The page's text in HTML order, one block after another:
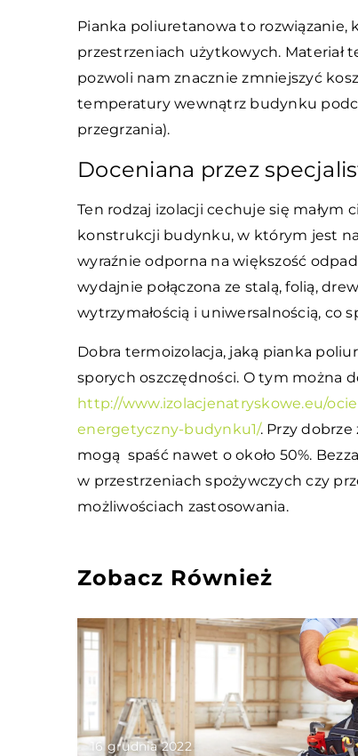
Pianka poliuretanowa to
przestrzeniach użytkowych. Materiał
pozwoli nam znacznie zmniejszyć
temperatury wewnątrz budynku
przegrzania).
Doceniana przez
Ten rodzaj izolacji cechuje się małym
konstrukcji budynku, w którym jest
wyraźnie odporna na większość
wydajnie połączona ze stalą, folią,
wytrzymałością i uniwersalnością, co
Dobra termoizolacja, jaką pianka
sporych oszczędności. O tym można
http://www.izolacjenatryskowe.eu/
energetyczny-budynku1/. Przy
mogą spaść nawet o około 50%.
w przestrzeniach spożywczych czy
możliwościach zastosowania.
Zobacz Również
16 grudnia 2022